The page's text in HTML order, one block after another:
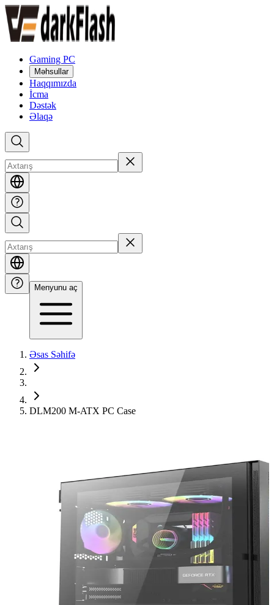
Gaming PC
Məhsullar
Haqqımızda
İcma
Dəstək
Əlaqə
Menyunu aç
Əsas Səhifə
DLM200 M-ATX PC Case